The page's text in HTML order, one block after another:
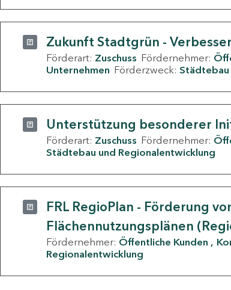
Zukunft Stadtgrün -
Förderart: Zuschuss Fördernehmer:
Unternehmen Förderzweck: Städtebau
Unterstützung besonderer
Förderart: Zuschuss Fördernehmer:
Städtebau und Regionalentwicklung
FRL RegioPlan - Förderung
Flächennutzungsplänen
Fördernehmer: Öffentliche Kunden
Regionalentwicklung